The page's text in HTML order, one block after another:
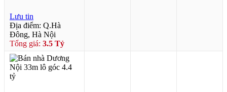
Lưu tin
Địa điểm: Q.Hà
Đông, Hà Nội
Tổng giá: 3.5 Tỷ